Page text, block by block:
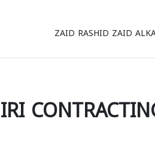
ZAID RASHID ZAID